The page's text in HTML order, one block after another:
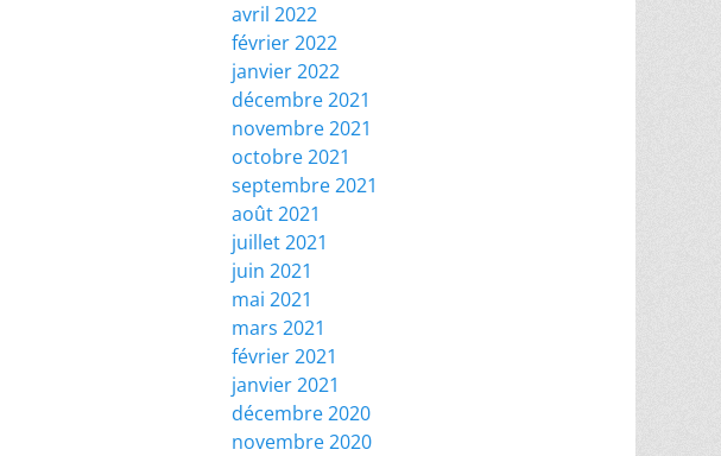
avril 2022
février 2022
janvier 2022
décembre 2021
novembre 2021
octobre 2021
septembre 2021
août 2021
juillet 2021
juin 2021
mai 2021
mars 2021
février 2021
janvier 2021
décembre 2020
novembre 2020